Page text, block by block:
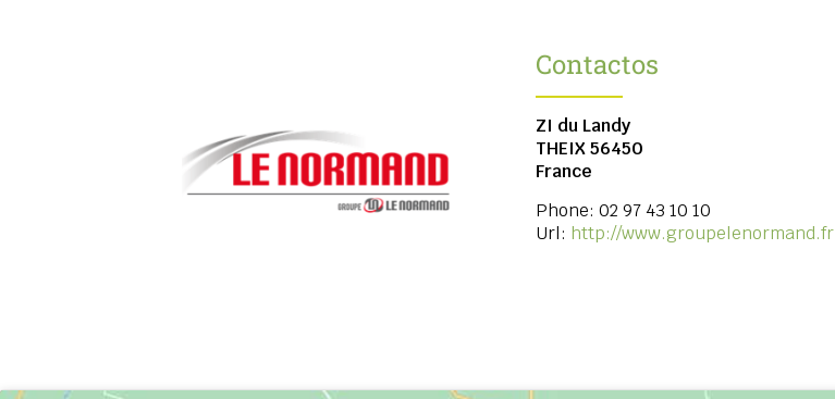
Contactos
ZI du Landy
THEIX56450
France
Phone: 02 97 43 10 10
Url: http://www.groupelenormand.fr